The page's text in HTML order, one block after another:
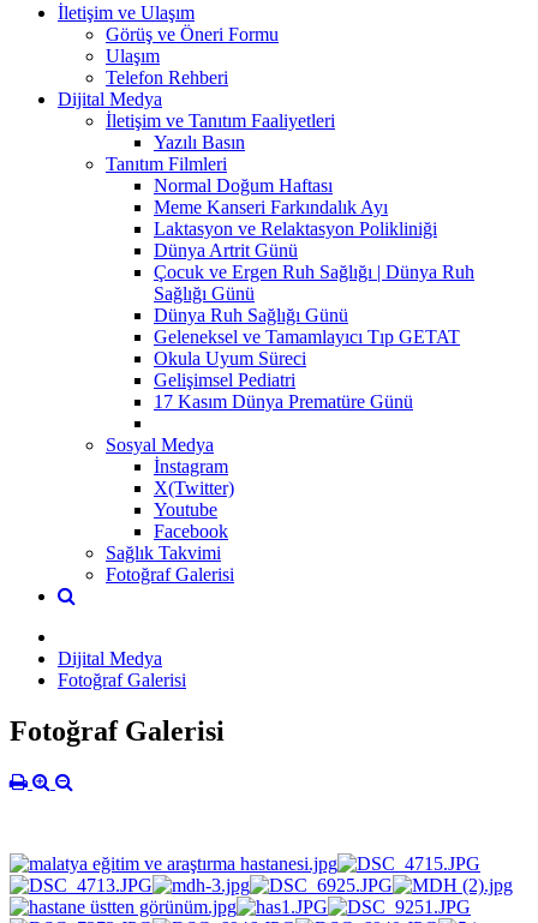
İletişim ve Ulaşım
Görüş ve Öneri Formu
Ulaşım
Telefon Rehberi
Dijital Medya
İletişim ve Tanıtım Faaliyetleri
Yazılı Basın
Tanıtım Filmleri
Normal Doğum Haftası
Meme Kanseri Farkındalık Ayı
Laktasyon ve Relaktasyon Polikliniği
Dünya Artrit Günü
Çocuk ve Ergen Ruh Sağlığı | Dünya Ruh
Sağlığı Günü
Dünya Ruh Sağlığı Günü
Geleneksel ve Tamamlayıcı Tıp GETAT
Okula Uyum Süreci
Gelişimsel Pediatri
17 Kasım Dünya Prematüre Günü
Sosyal Medya
İnstagram
X(Twitter)
Youtube
Facebook
Sağlık Takvimi
Fotoğraf Galerisi
Dijital Medya
Fotoğraf Galerisi
Fotoğraf Galerisi